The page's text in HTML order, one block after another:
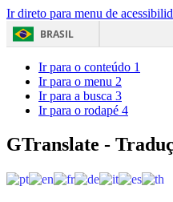
Ir direto para menu de
BRASIL
Ir para o conteúdo 1
Ir para o menu 2
Ir para a busca 3
Ir para o rodapé 4
GTranslate -